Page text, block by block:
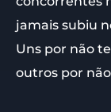
jamais subiu
Uns por não
outros por